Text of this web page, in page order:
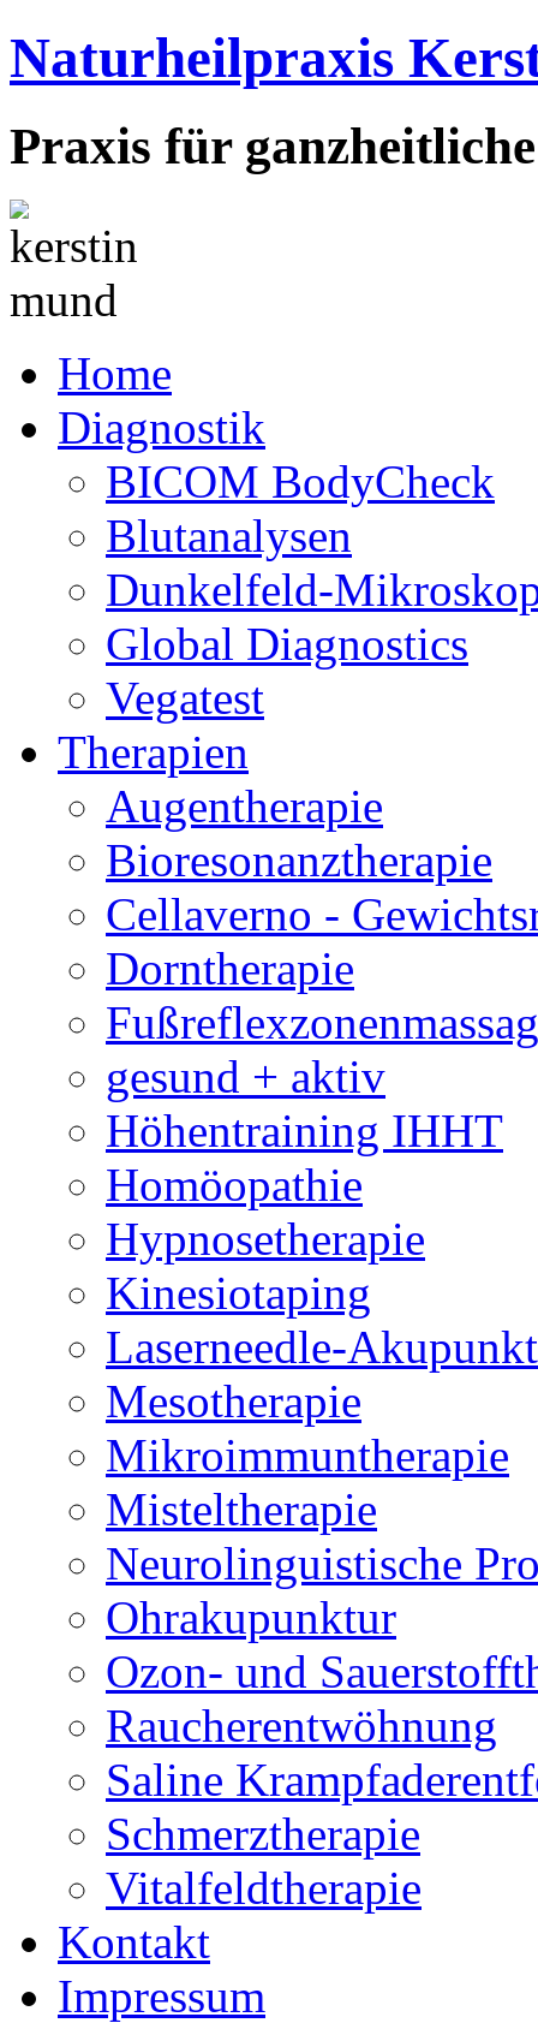
Naturheilpraxis
Praxis für
Home
Diagnostik
BICOM BodyCheck
Blutanalysen
Dunkelfeld-
Global Diagnostics
Vegatest
Therapien
Augentherapie
Bioresonanztherapie
Cellaverno -
Dorntherapie
gesund + aktiv
Höhentraining IHHT
Homöopathie
Hypnosetherapie
Kinesiotaping
Laserneedle-
Mesotherapie
Mikroimmuntherapie
Misteltherapie
Neurolinguistische
Ohrakupunktur
Ozon- und
Raucherentwöhnung
Saline
Schmerztherapie
Vitalfeldtherapie
Kontakt
Impressum